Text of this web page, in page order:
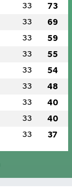
33 73
33 69
33 59
33 55
33 54
33 48
33 40
33 40
33 37